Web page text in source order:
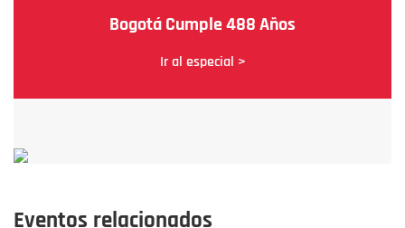
Bogotá Cumple 488 Años
Ir al especial >
Eventos relacionados